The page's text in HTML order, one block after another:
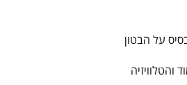
על הבטון